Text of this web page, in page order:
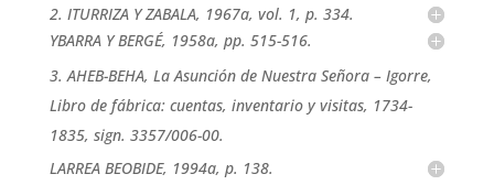
2. ITURRIZA Y ZABALA, 1967a, vol. 1, p. 334.
YBARRA Y BERGÉ, 1958a, pp. 515-516.
3. AHEB-BEHA, La Asunción de Nuestra Señora – Igorre,
Libro de fábrica: cuentas, inventario y visitas, 1734-
1835, sign. 3357/006-00.
LARREA BEOBIDE, 1994a, p. 138.